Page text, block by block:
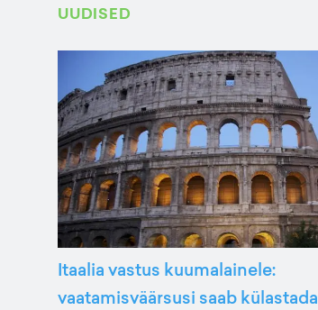
UUDISED
Itaalia vastus kuumalainele:
vaatamisväärsusi saab külastada